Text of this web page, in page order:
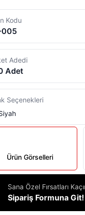
Kodu
005
Adedi
Adet
Seçenekleri
Ürün Görselleri
Sana Özel Fırsatları
Sipariş Formuna Git!